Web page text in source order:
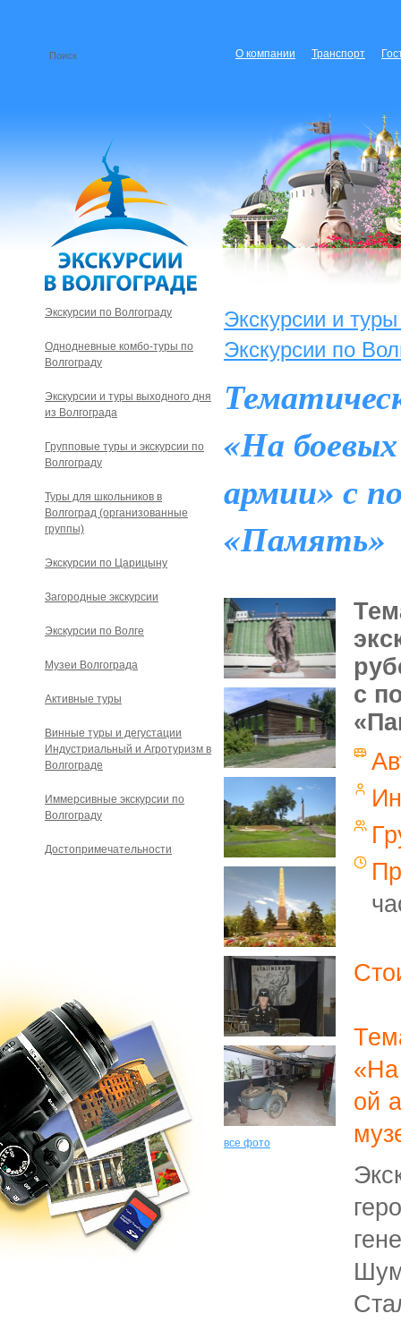
О компании Транспорт
Экскурсии и
Экскурсии по
«На
армии» с
«Память»
все фото
с
ой
Экскурсии по Волгограду
Однодневные комбо-туры по
Волгограду
Экскурсии и туры выходного дня
из Волгограда
Групповые туры и экскурсии по
Волгограду
Туры для школьников в
Волгоград (организованные
группы)
Экскурсии по Царицыну
Загородные экскурсии
Экскурсии по Волге
Музеи Волгограда
Активные туры
Винные туры и дегустации
Индустриальный и Агротуризм в
Волгограде
Иммерсивные экскурсии по
Волгограду
Достопримечательности